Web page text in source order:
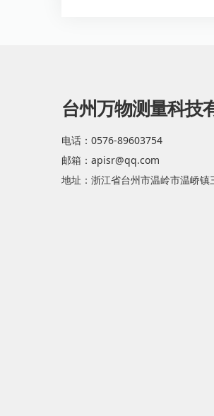
台州万物测量科技
电话：0576-89603754
邮箱：apisr@qq.com
地址：浙江省台州市温岭市温峤镇